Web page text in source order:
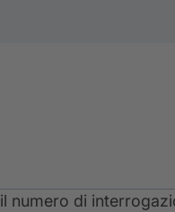
il numero di